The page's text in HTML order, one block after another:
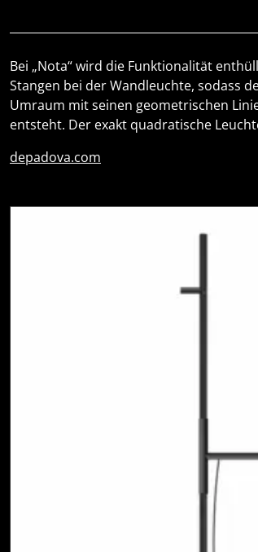
Bei „Nota“ wird die Funktionalität
Stangen bei der Wandleuchte, sodass
Umraum mit seinen geometrischen
entsteht. Der exakt quadratische
depadova.com